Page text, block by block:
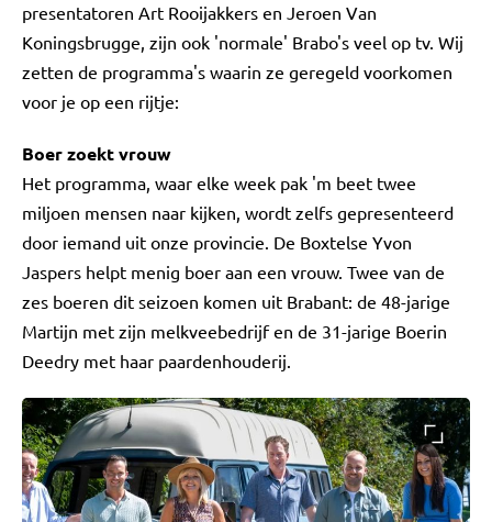
presentatoren Art Rooijakkers en Jeroen Van
Koningsbrugge, zijn ook 'normale' Brabo's veel op tv. Wij
zetten de programma's waarin ze geregeld voorkomen
voor je op een rijtje:
Boer zoekt vrouw
Het programma, waar elke week pak 'm beet twee
miljoen mensen naar kijken, wordt zelfs gepresenteerd
door iemand uit onze provincie. De Boxtelse Yvon
Jaspers helpt menig boer aan een vrouw. Twee van de
zes boeren dit seizoen komen uit Brabant: de 48-jarige
Martijn met zijn melkveebedrijf en de 31-jarige Boerin
Deedry met haar paardenhouderij.